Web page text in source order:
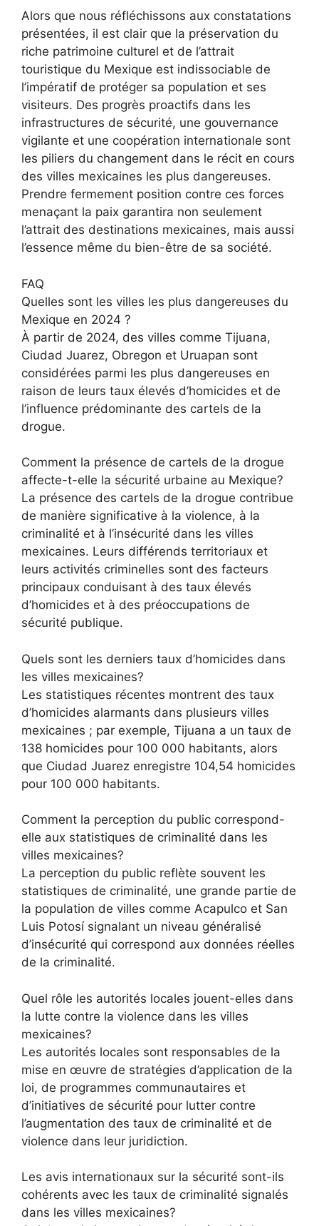
Alors que nous réfléchissons aux constatations
présentées, il est clair que la préservation du
riche patrimoine culturel et de l’attrait
touristique du Mexique est indissociable de
l’impératif de protéger sa population et ses
visiteurs. Des progrès proactifs dans les
infrastructures de sécurité, une gouvernance
vigilante et une coopération internationale sont
les piliers du changement dans le récit en cours
des villes mexicaines les plus dangereuses.
Prendre fermement position contre ces forces
menaçant la paix garantira non seulement
l’attrait des destinations mexicaines, mais aussi
l’essence même du bien-être de sa société.
FAQ
Quelles sont les villes les plus dangereuses du
Mexique en 2024 ?
À partir de 2024, des villes comme Tijuana,
Ciudad Juarez, Obregon et Uruapan sont
considérées parmi les plus dangereuses en
raison de leurs taux élevés d’homicides et de
l’influence prédominante des cartels de la
drogue.
Comment la présence de cartels de la drogue
affecte-t-elle la sécurité urbaine au Mexique?
La présence des cartels de la drogue contribue
de manière significative à la violence, à la
criminalité et à l’insécurité dans les villes
mexicaines. Leurs différends territoriaux et
leurs activités criminelles sont des facteurs
principaux conduisant à des taux élevés
d’homicides et à des préoccupations de
sécurité publique.
Quels sont les derniers taux d’homicides dans
les villes mexicaines?
Les statistiques récentes montrent des taux
d’homicides alarmants dans plusieurs villes
mexicaines ; par exemple, Tijuana a un taux de
138 homicides pour 100 000 habitants, alors
que Ciudad Juarez enregistre 104,54 homicides
pour 100 000 habitants.
Comment la perception du public correspond-
elle aux statistiques de criminalité dans les
villes mexicaines?
La perception du public reflète souvent les
statistiques de criminalité, une grande partie de
la population de villes comme Acapulco et San
Luis Potosí signalant un niveau généralisé
d’insécurité qui correspond aux données réelles
de la criminalité.
Quel rôle les autorités locales jouent-elles dans
la lutte contre la violence dans les villes
mexicaines?
Les autorités locales sont responsables de la
mise en œuvre de stratégies d’application de la
loi, de programmes communautaires et
d’initiatives de sécurité pour lutter contre
l’augmentation des taux de criminalité et de
violence dans leur juridiction.
Les avis internationaux sur la sécurité sont-ils
cohérents avec les taux de criminalité signalés
dans les villes mexicaines?